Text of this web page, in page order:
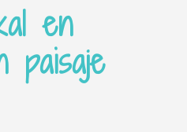
en
paisaje